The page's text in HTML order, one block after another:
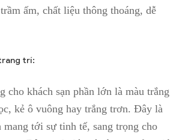
ấm, chất liệu thông thoáng, dễ
trí:
cho khách sạn phần lớn là màu trắng
kẻ ô vuông hay trắng trơn. Đây là
mang tới sự tinh tế, sang trọng cho